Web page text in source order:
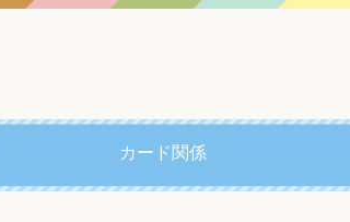
カード関係